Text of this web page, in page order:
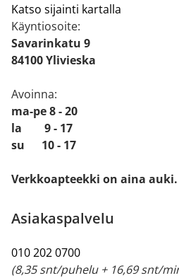
Katso sijainti kartalla
Käyntiosoite:
Savarinkatu 9
84100 Ylivieska
Avoinna:
ma-pe 8 - 20
la 9 - 17
su 10 - 17
Verkkoapteekki on aina auki.
Asiakaspalvelu
010 202 0700
(8,35 snt/puhelu + 16,69 snt/